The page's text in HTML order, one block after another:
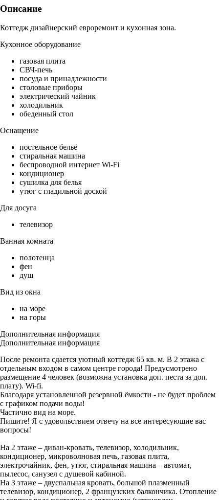
Описание
Коттедж дизайнерский евроремонт и кухонная зона.
Кухонное оборудование
газовая плита
СВЧ-печь
посуда и принадлежности
столовые приборы
электрический чайник
холодильник
обеденный стол
Оснащение
постельное бельё
стиральная машина
беспроводной интернет Wi-Fi
кондиционер
сушилка для белья
утюг с гладильной доской
Для досуга
телевизор
Ванная комната
полотенца
фен
душ
Вид из окна
на море
на горы
Дополнительная информация
Дополнительная информация
После ремонта сдается уютный коттедж 65 кв. м. В 2 этажа с
отдельным входом в самом центре города! Предусмотрено
размещение 4 человек (возможна установка доп. песта за доп.
плату). Wi-fi.
Благодаря установленной резервной ёмкости - не будет проблем
с графиком подачи воды!
Частично вид на море.
Пишите! Я с удовольствием отвечу на все интересующие вас
вопросы!
На 2 этаже – диван-кровать, телевизор, холодильник,
кондиционер, микроволновая печь, газовая плита,
электрочайник, фен, утюг, стиральная машина – автомат,
пылесос, санузел с душевой кабиной.
На 3 этаже – двуспальная кровать, большой плазменный
телевизор, кондиционер, 2 французских балкончика. Отопление